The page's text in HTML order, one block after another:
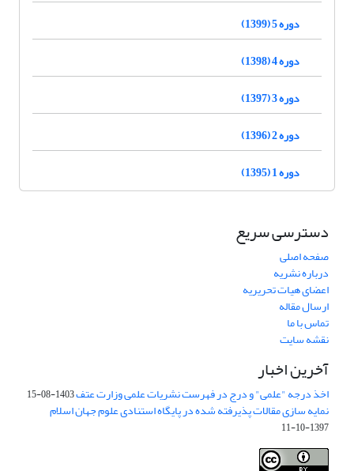
دوره 5 (1399)
دوره 4 (1398)
دوره 3 (1397)
دوره 2 (1396)
دوره 1 (1395)
دسترسی سریع
صفحه اصلی
درباره نشریه
اعضای هیات تحریریه
ارسال مقاله
تماس با ما
نقشه سایت
آخرین اخبار
اخذ درجه "علمی" و درج در فهرست نشریات علمی وزارت عتف1403-08-15
نمایه سازی مقالات پذیرفته شده در پایگاه استنادی علوم جهان اسلام
1397-10-11